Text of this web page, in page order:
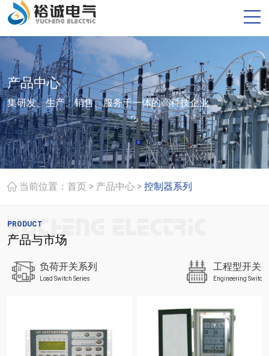
产品中心
集研发、生产、销售、服务于一体的高科技企业
当前位置： 首页 > 产品中心 > 控制器系列
PRODUCT
产品与市场
负荷开关系列
Load Switch Series
工程型开关
Engineering Switch